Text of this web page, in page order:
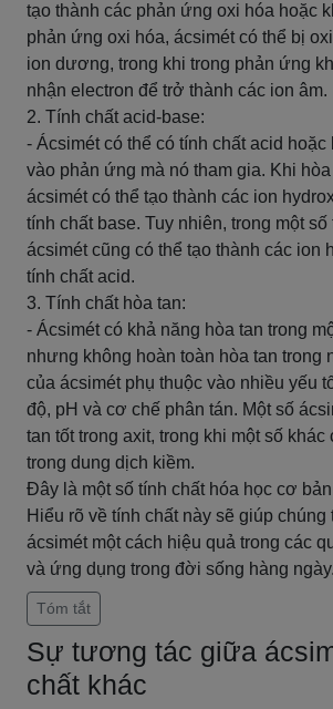
tạo thành các phản ứng oxi hóa hoặc
phản ứng oxi hóa, ácsimét có thể bị
ion dương, trong khi trong phản ứng
nhận electron để trở thành các ion âm.
2. Tính chất acid-base:
- Ácsimét có thể có tính chất acid hoặc
vào phản ứng mà nó tham gia. Khi
ácsimét có thể tạo thành các ion
tính chất base. Tuy nhiên, trong một
ácsimét cũng có thể tạo thành các ion
tính chất acid.
3. Tính chất hòa tan:
- Ácsimét có khả năng hòa tan trong
nhưng không hoàn toàn hòa tan trong
của ácsimét phụ thuộc vào nhiều yếu
độ, pH và cơ chế phân tán. Một số
tan tốt trong axit, trong khi một số khác
trong dung dịch kiềm.
Đây là một số tính chất hóa học cơ
Hiểu rõ về tính chất này sẽ giúp chúng
ácsimét một cách hiệu quả trong các
và ứng dụng trong đời sống hàng ngày.
Tóm tắt
Sự tương tác giữa
chất khác